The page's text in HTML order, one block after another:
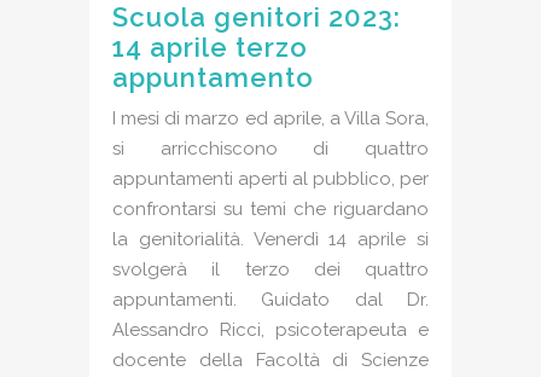
Scuola genitori 2023:
14 aprile terzo
appuntamento
I mesi di marzo ed aprile, a Villa Sora,
si arricchiscono di quattro
appuntamenti aperti al pubblico, per
confrontarsi su temi che riguardano
la genitorialità. Venerdì 14 aprile si
svolgerà il terzo dei quattro
appuntamenti. Guidato dal Dr.
Alessandro Ricci, psicoterapeuta e
docente della Facoltà di Scienze